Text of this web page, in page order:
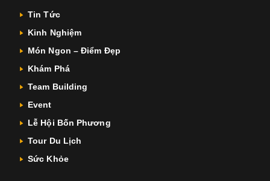
Tin Tức
Kinh Nghiệm
Món Ngon – Điểm Đẹp
Khám Phá
Team Building
Event
Lễ Hội Bốn Phương
Tour Du Lịch
Sức Khỏe